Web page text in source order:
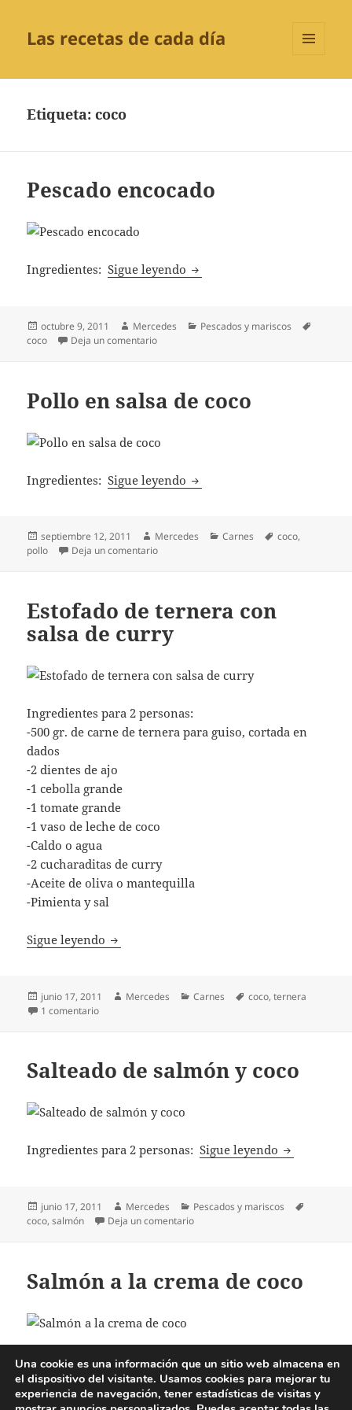
Las recetas de cada día
Etiqueta:coco
Pescado encocado
Ingredientes:Sigue leyendo Pescado encocado
Publicado
el
octubre 9, 2011 Autor
Mercedes Categorías
Pescados y mariscos
coco
Deja un comentarioen Pescado encocado
Pollo en salsa de coco
Ingredientes:Sigue leyendo Pollo en salsa de coco
Publicado
el
septiembre 12, 2011 Autor
Mercedes Categorías
Carnes Etiquetas
coco,
pollo
Deja un comentarioen Pollo en salsa de coco
Estofado de ternera con
salsa de curry
Ingredientes para 2 personas:
-500 gr. de carne de ternera para guiso, cortada en
dados
-2 dientes de ajo
-1 cebolla grande
-1 tomate grande
-1 vaso de leche de coco
-Caldo o agua
-2 cucharaditas de curry
-Aceite de oliva o mantequilla
-Pimienta y sal
Sigue leyendo Estofado de ternera con salsa de curry
Publicado
el
junio 17, 2011 Autor
Mercedes Categorías
Carnes Etiquetas
coco,ternera
1 comentarioen Estofado de ternera con salsa de curry
Salteado de salmón y coco
Ingredientes para 2 personas:Sigue leyendo Salteado de
Publicado
el
junio 17, 2011 Autor
Mercedes Categorías
Pescados y mariscos
coco,salmón Deja un comentarioen Salteado de salmón y coco
Salmón a la crema de coco
Ingredientes para 2 personas:Sigue leyendoSalmón a la
Una cookie es una información que un sitio web almacena en
el dispositivo del visitante. Usamos cookies para mejorar tu
experiencia de navegación, tener estadísticas de visitas y